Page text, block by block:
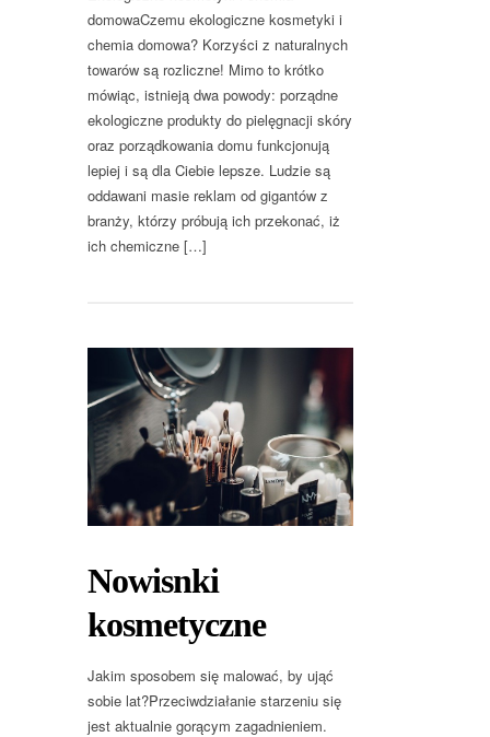
domowaCzemu ekologiczne kosmetyki i
chemia domowa? Korzyści z naturalnych
towarów są rozliczne! Mimo to krótko
mówiąc, istnieją dwa powody: porządne
ekologiczne produkty do pielęgnacji skóry
oraz porządkowania domu funkcjonują
lepiej i są dla Ciebie lepsze. Ludzie są
oddawani masie reklam od gigantów z
branży, którzy próbują ich przekonać, iż
ich chemiczne […]
Nowisnki
kosmetyczne
Jakim sposobem się malować, by ująć
sobie lat?Przeciwdziałanie starzeniu się
jest aktualnie gorącym zagadnieniem.